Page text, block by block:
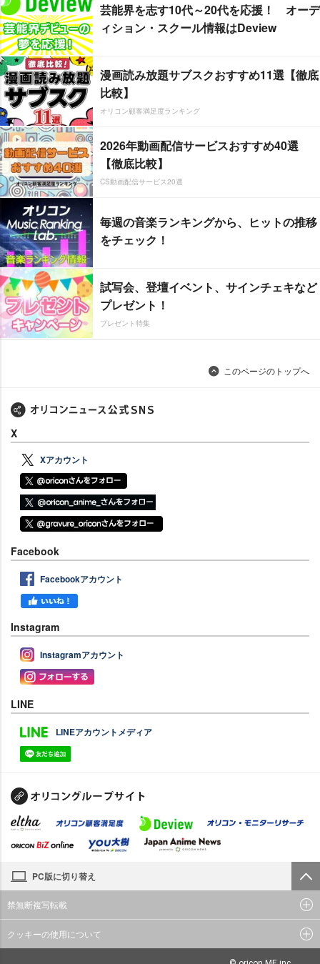
芸能界を志す10代～20代を応援！ オーデ
ィション・スクール情報はDeview
漫画読み放題サブスクおすすめ11選【徹底
比較】
オリコン顧客満足度ランキング
2026年動画配信サービスおすすめ40選
【徹底比較】
CS動画配信サービス20選
毎週の音楽ランキングから、ヒットの推移
をチェック！
試写会、登壇イベント、サインチェキなど
プレゼント！
プレゼント特集
このページのトップへ
X
Xアカウント
Facebook
Facebookアカウント
Instagram
Instagramアカウント
LINE
LINEアカウントメディア
PC版に切り替え
禁無断複写転載
クッキーの使用について